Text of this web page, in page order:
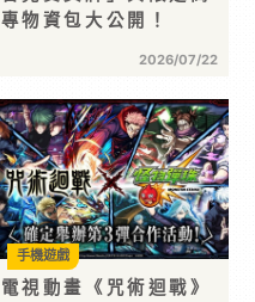
專物資包大公開！
2026/07/22
電視動畫《咒術迴戰》
手機遊戲